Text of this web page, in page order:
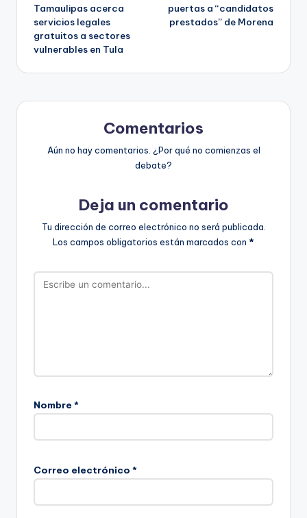
entradas
Tamaulipas acerca
servicios legales
gratuitos a sectores
vulnerables en Tula
puertas a “candidatos
prestados” de Morena
Comentarios
Aún no hay comentarios. ¿Por qué no comienzas el
debate?
Deja un comentario
Tu dirección de correo electrónico no será publicada.
Los campos obligatorios están marcados con *
Nombre *
Correo electrónico *